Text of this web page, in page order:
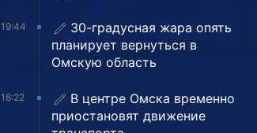
19:44
30-градусная жара опять
планирует вернуться в
Омскую область
18:22
В центре Омска временно
приостановят движение